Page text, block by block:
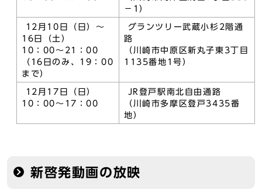
－1）
12月10日（日）～
16日（土）
10：00～21：00
（16日のみ、19：00
まで）
グランツリー武蔵小杉2階通
路
（川崎市中原区新丸子東3丁目
1135番地1号）
12月17日（日）
10：00～17：00
JR登戸駅南北自由通路
（川崎市多摩区登戸3435番
地）
新啓発動画の放映